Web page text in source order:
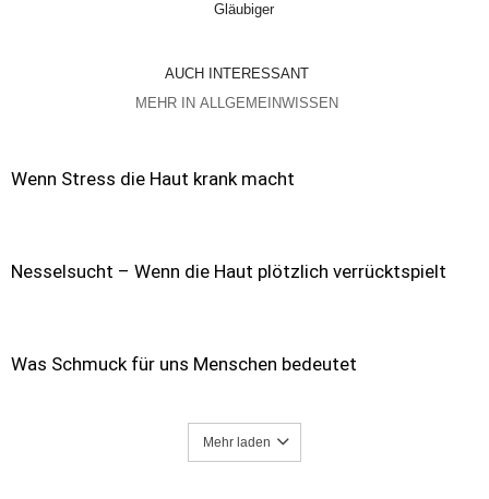
Gläubiger
AUCH INTERESSANT
MEHR IN ALLGEMEINWISSEN
Wenn Stress die Haut krank macht
Nesselsucht – Wenn die Haut plötzlich verrücktspielt
Was Schmuck für uns Menschen bedeutet
Mehr laden